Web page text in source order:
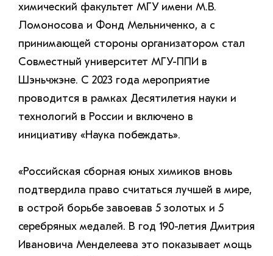
химический факультет МГУ имени М.В.
Ломоносова и Фонд Мельниченко, а с
принимающей стороны организатором стал
Совместный университет МГУ-ППИ в
Шэньчжэне. С 2023 года мероприятие
проводится в рамках Десятилетия науки и
технологий в России и включено в
инициативу «Наука побеждать».
«Российская сборная юных химиков вновь
подтвердила право считаться лучшей в мире,
в острой борьбе завоевав 5 золотых и 5
серебряных медалей. В год 190-летия Дмитрия
Ивановича Менделеева это показывает мощь